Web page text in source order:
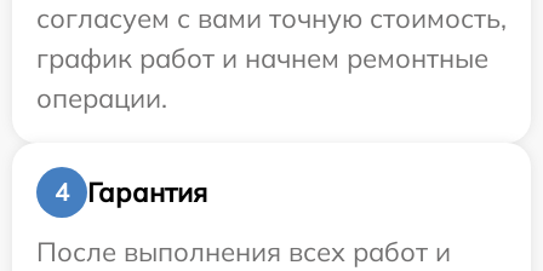
согласуем с вами точную стоимость,
график работ и начнем ремонтные
операции.
4
Гарантия
После выполнения всех работ и